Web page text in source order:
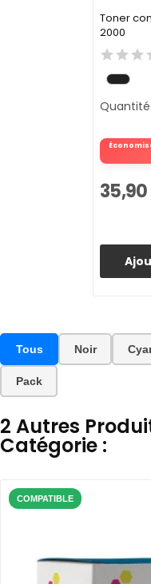
Toner
2000
Quantité
Tous Noir
Pack
2 Autres
Catégorie :
COMPATIBLE